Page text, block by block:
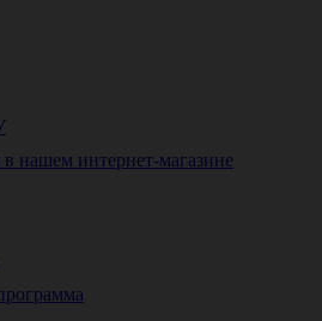
в нашем интернет-магазине